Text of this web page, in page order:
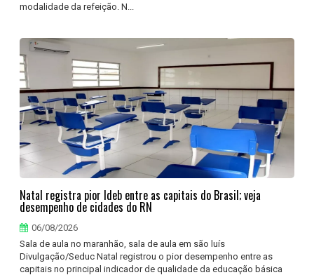
modalidade da refeição. N...
Natal registra pior Ideb entre as capitais do Brasil; veja
desempenho de cidades do RN
06/08/2026
Sala de aula no maranhão, sala de aula em são luís
Divulgação/Seduc Natal registrou o pior desempenho entre as
capitais no principal indicador de qualidade da educação básica